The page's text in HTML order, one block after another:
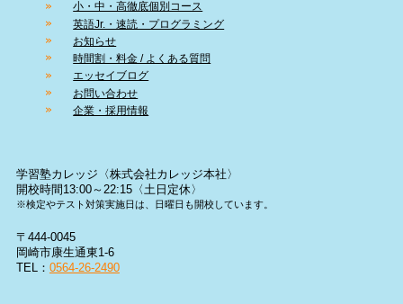
小・中・高徹底個別コース
英語Jr.・速読・プログラミング
お知らせ
時間割・料金 / よくある質問
エッセイブログ
お問い合わせ
企業・採用情報
学習塾カレッジ〈株式会社カレッジ本社〉
開校時間13:00～22:15〈土日定休〉
※検定やテスト対策実施日は、日曜日も開校しています。
〒444-0045
岡崎市康生通東1-6
TEL： 0564-26-2490